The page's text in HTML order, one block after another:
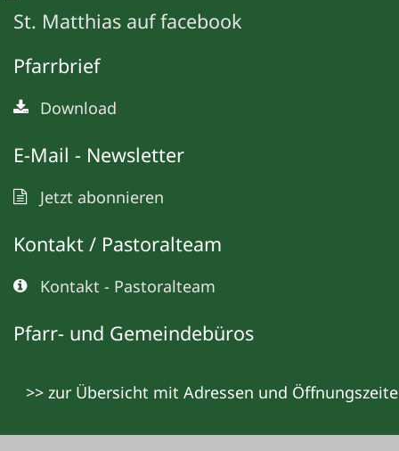
St. Matthias auf facebook
Pfarrbrief
Download
E-Mail - Newsletter
Jetzt abonnieren
Kontakt / Pastoralteam
Kontakt - Pastoralteam
Pfarr- und Gemeindebüros
>> zur Übersicht mit Adressen und